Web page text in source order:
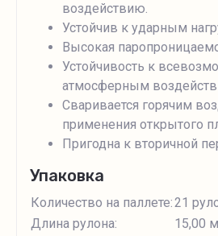
воздействию.
Устойчив к ударным
Высокая
Устойчивость к
атмосферным
Сваривается горячим
применения открытого
Пригодна к вторичной
Упаковка
Количество на паллете:21
Длина рулона:
15,00 м